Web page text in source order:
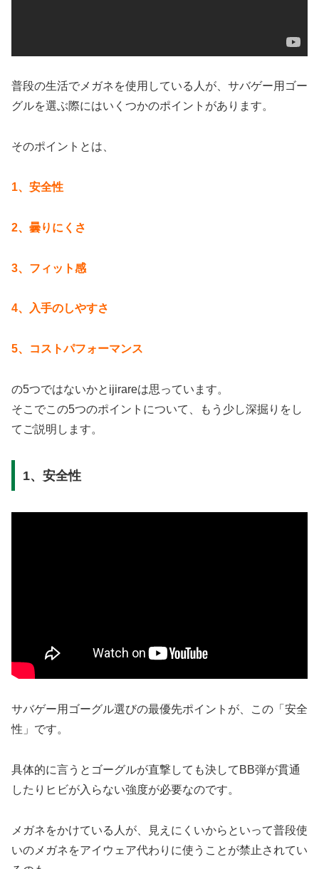
普段の生活でメガネを使用している人が、サバゲー用ゴー
グルを選ぶ際にはいくつかのポイントがあります。
そのポイントとは、
1、安全性
2、曇りにくさ
3、フィット感
4、入手のしやすさ
5、コストパフォーマンス
の5つではないかとijirareは思っています。
そこでこの5つのポイントについて、もう少し深掘りをし
てご説明します。
1、安全性
サバゲー用ゴーグル選びの最優先ポイントが、この「安全
性」です。
具体的に言うとゴーグルが直撃しても決してBB弾が貫通
したりヒビが入らない強度が必要なのです。
メガネをかけている人が、見えにくいからといって普段使
いのメガネをアイウェア代わりに使うことが禁止されてい